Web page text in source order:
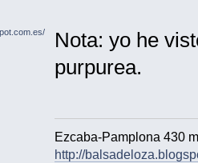
Nota: yo he
purpurea.
Ezcaba-Pamplona 430
http://